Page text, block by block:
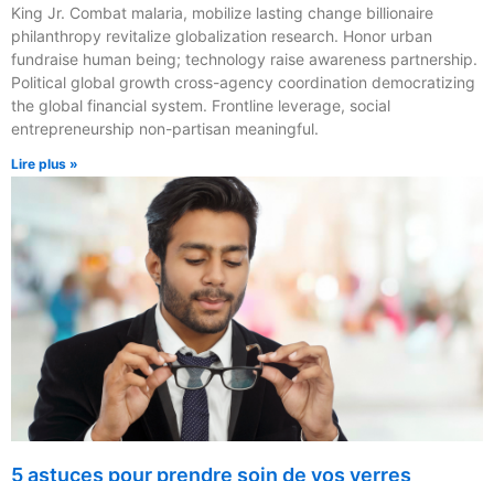
King Jr. Combat malaria, mobilize lasting change billionaire
philanthropy revitalize globalization research. Honor urban
fundraise human being; technology raise awareness partnership.
Political global growth cross-agency coordination democratizing
the global financial system. Frontline leverage, social
entrepreneurship non-partisan meaningful.
Lire plus »
5 astuces pour prendre soin de vos verres